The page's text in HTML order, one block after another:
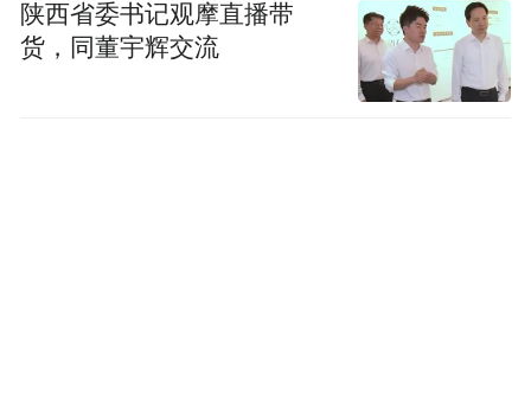
陕西省委书记观摩直播带
货，同董宇辉交流